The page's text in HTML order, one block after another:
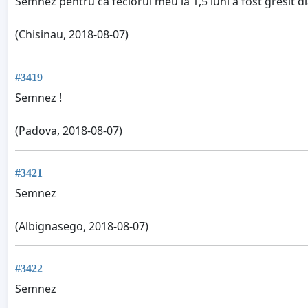
(Chisinau, 2018-08-07)
#3419
Semnez !
(Padova, 2018-08-07)
#3421
Semnez
(Albignasego, 2018-08-07)
#3422
Semnez